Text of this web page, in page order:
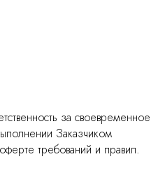
за своевременное
Заказчиком
требований и правил.